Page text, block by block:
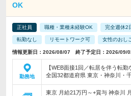
OK
正社員 職種・業種未経験OK 完全週休2
転勤なし リモートワーク可 女性のおし
情報更新日：2026/08/07 終了予定日：2026/09/
勤務地
【WEB面接1回／転居を伴う転勤
全国32都道府県 東京・神奈川・
東京 月給21万円～+賞与 神奈川